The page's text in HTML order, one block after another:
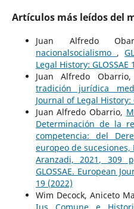
Artículos más leídos del
Juan Alfredo
nacionalsocialismo ,
Legal History: GLOSSAE
Juan Alfredo Obarrio,
tradición jurídica
Journal of Legal History:
Juan Alfredo Obarrio,
Determinación de la
competencia: del
europeo de sucesiones,
Aranzadi, 2021, 309
GLOSSAE. European
19 (2022)
Wim Decock, Aniceto